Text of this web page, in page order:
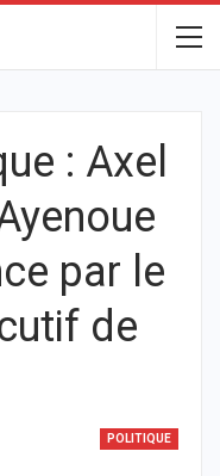
: Axel
par le
de
POLITIQUE